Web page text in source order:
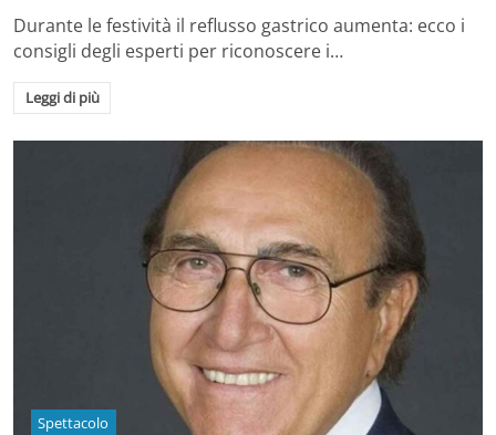
Durante le festività il reflusso gastrico aumenta: ecco i
consigli degli esperti per riconoscere i…
Leggi di più
Spettacolo